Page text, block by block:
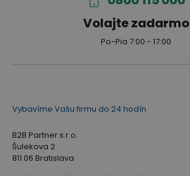
Volajte zadarmo
Po-Pia 7:00 - 17:00
Vybavíme Vašu firmu do 24 hodín
B2B Partner s.r.o.
Šulekova 2
811 06 Bratislava